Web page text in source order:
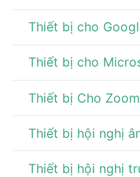
Thiết bị cho
Thiết bị cho
Thiết bị Cho
Thiết bị hội nghị
Thiết bị hội nghị